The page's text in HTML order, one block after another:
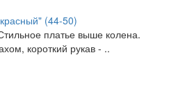
(44-50)
платье выше колена.
короткий рукав - ..